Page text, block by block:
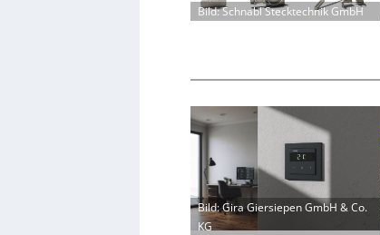
Bild: Schnabl Stecktechnik GmbH
Bild: Gira Giersiepen GmbH & Co.
KG